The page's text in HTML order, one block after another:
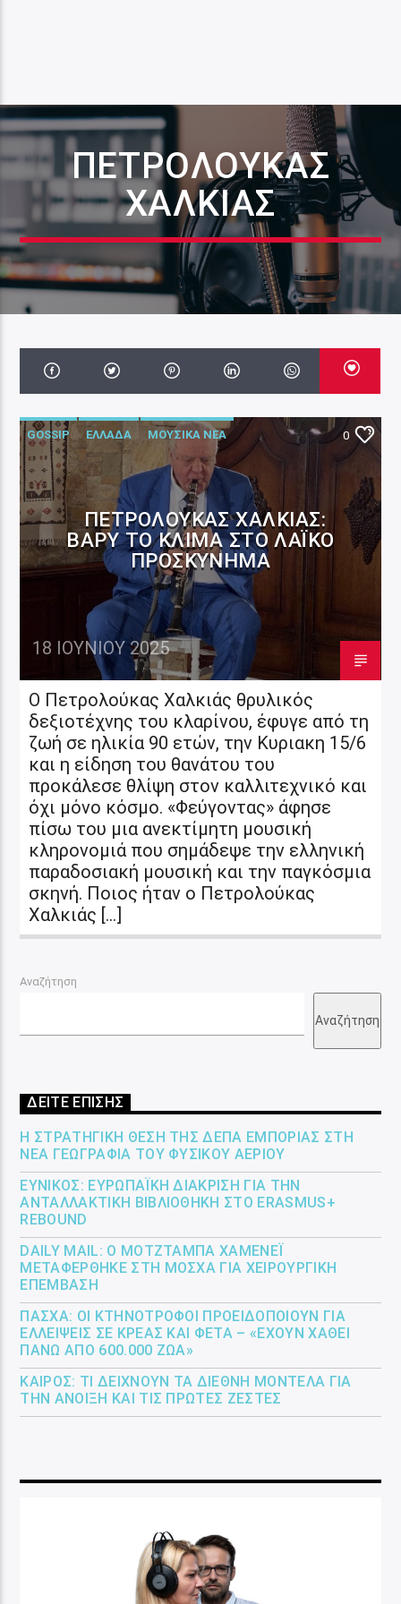
ΠΕΤΡΟΛΟΎΚΑΣ
ΧΑΛΚΙΆΣ
GOSSIP ΕΛΛΑΔΑ ΜΟΥΣΙΚΑ ΝΕΑ 0
ΠΕΤΡΟΛΟΎΚΑΣ ΧΑΛΚΙΆΣ:
ΒΑΡΎ ΤΟ ΚΛΊΜΑ ΣΤΟ ΛΑΪΚΌ
ΠΡΟΣΚΎΝΗΜΑ
18 ΙΟΥΝΊΟΥ 2025
Ο Πετρολούκας Χαλκιάς θρυλικός
δεξιοτέχνης του κλαρίνου, έφυγε από τη
ζωή σε ηλικία 90 ετών, την Κυριακη 15/6
και η είδηση του θανάτου του
προκάλεσε θλίψη στον καλλιτεχνικό και
όχι μόνο κόσμο. «Φεύγοντας» άφησε
πίσω του μια ανεκτίμητη μουσική
κληρονομιά που σημάδεψε την ελληνική
παραδοσιακή μουσική και την παγκόσμια
σκηνή. Ποιος ήταν ο Πετρολούκας
Χαλκιάς […]
Αναζήτηση
Αναζήτηση
ΔΕΙΤΕ ΕΠΙΣΗΣ
Η ΣΤΡΑΤΗΓΙΚΉ ΘΈΣΗ ΤΗΣ ΔΕΠΑ ΕΜΠΟΡΊΑΣ ΣΤΗ
ΝΈΑ ΓΕΩΓΡΑΦΊΑ ΤΟΥ ΦΥΣΙΚΟΎ ΑΕΡΊΟΥ
ΕΎΝΙΚΟΣ: ΕΥΡΩΠΑΪΚΉ ΔΙΆΚΡΙΣΗ ΓΙΑ ΤΗΝ
ΑΝΤΑΛΛΑΚΤΙΚΉ ΒΙΒΛΙΟΘΉΚΗ ΣΤΟ ERASMUS+
REBOUND
DAILY MAIL: Ο ΜΟΤΖΤΆΜΠΑ ΧΑΜΕΝΕΪ́
ΜΕΤΑΦΈΡΘΗΚΕ ΣΤΗ ΜΌΣΧΑ ΓΙΑ ΧΕΙΡΟΥΡΓΙΚΉ
ΕΠΈΜΒΑΣΗ
ΠΆΣΧΑ: ΟΙ ΚΤΗΝΟΤΡΌΦΟΙ ΠΡΟΕΙΔΟΠΟΙΟΎΝ ΓΙΑ
ΕΛΛΕΊΨΕΙΣ ΣΕ ΚΡΈΑΣ ΚΑΙ ΦΈΤΑ – «ΈΧΟΥΝ ΧΑΘΕΊ
ΠΆΝΩ ΑΠΌ 600.000 ΖΏΑ»
ΚΑΙΡΌΣ: ΤΙ ΔΕΊΧΝΟΥΝ ΤΑ ΔΙΕΘΝΉ ΜΟΝΤΈΛΑ ΓΙΑ
ΤΗΝ ΆΝΟΙΞΗ ΚΑΙ ΤΙΣ ΠΡΏΤΕΣ ΖΈΣΤΕΣ